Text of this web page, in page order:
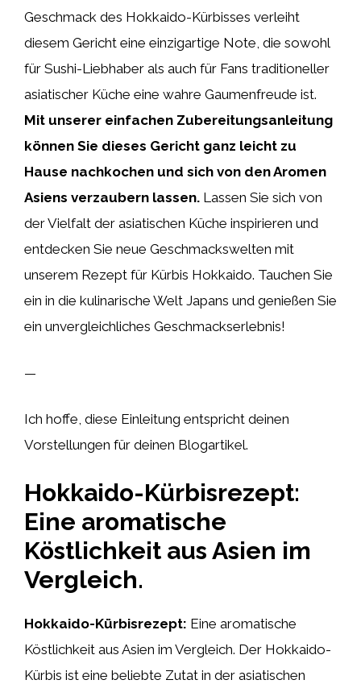
Geschmack des Hokkaido-Kürbisses verleiht
diesem Gericht eine einzigartige Note, die sowohl
für Sushi-Liebhaber als auch für Fans traditioneller
asiatischer Küche eine wahre Gaumenfreude ist.
Mit unserer einfachen Zubereitungsanleitung
können Sie dieses Gericht ganz leicht zu
Hause nachkochen und sich von den Aromen
Asiens verzaubern lassen. Lassen Sie sich von
der Vielfalt der asiatischen Küche inspirieren und
entdecken Sie neue Geschmackswelten mit
unserem Rezept für Kürbis Hokkaido. Tauchen Sie
ein in die kulinarische Welt Japans und genießen Sie
ein unvergleichliches Geschmackserlebnis!
—
Ich hoffe, diese Einleitung entspricht deinen
Vorstellungen für deinen Blogartikel.
Hokkaido-Kürbisrezept:
Eine aromatische
Köstlichkeit aus Asien im
Vergleich.
Hokkaido-Kürbisrezept: Eine aromatische
Köstlichkeit aus Asien im Vergleich. Der Hokkaido-
Kürbis ist eine beliebte Zutat in der asiatischen